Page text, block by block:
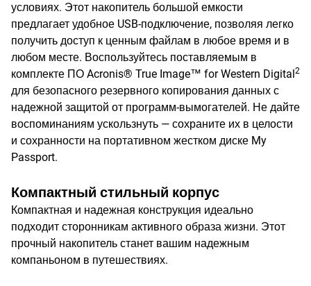
условиях. Этот накопитель большой емкости
предлагает удобное USB-подключение, позволяя легко
получить доступ к ценным файлам в любое время и в
любом месте. Воспользуйтесь поставляемым в
комплекте ПО Acronis® True Image™ for Western Digital2
для безопасного резервного копирования данных с
надежной защитой от программ-вымогателей. Не дайте
воспоминаниям ускользнуть — сохраните их в целости
и сохранности на портативном жестком диске My
Passport.
Компактный стильный корпус
Компактная и надежная конструкция идеально
подходит сторонникам активного образа жизни. Этот
прочный накопитель станет вашим надежным
компаньоном в путешествиях.